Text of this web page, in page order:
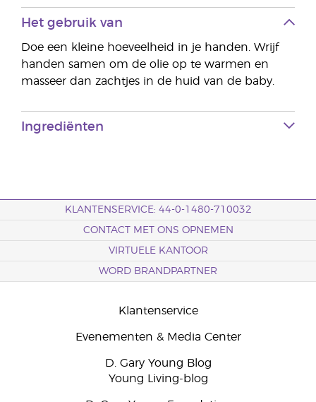
Het gebruik van
Doe een kleine hoeveelheid in je handen. Wrijf
handen samen om de olie op te warmen en
masseer dan zachtjes in de huid van de baby.
Ingrediënten
KLANTENSERVICE: 44-0-1480-710032
CONTACT MET ONS OPNEMEN
VIRTUELE KANTOOR
WORD BRANDPARTNER
Klantenservice
Evenementen & Media Center
D. Gary Young Blog
Young Living-blog